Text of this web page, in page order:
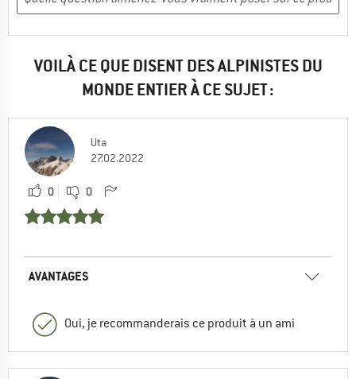
VOILÀ CE QUE DISENT DES ALPINISTES DU
MONDE ENTIER À CE SUJET :
Uta
27.02.2022
0 0
AVANTAGES
Oui, je recommanderais ce produit à un ami